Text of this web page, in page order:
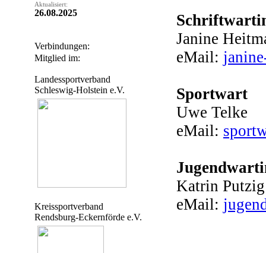
Aktualisiert:
26.08.2025
Verbindungen:
Mitglied im:
Landessportverband
Schleswig-Holstein e.V.
Kreissportverband
Rendsburg-Eckernförde e.V.
Janine
eMail:
Sportwart
Uwe Telke
eMail:
Katrin Putzig
eMail: